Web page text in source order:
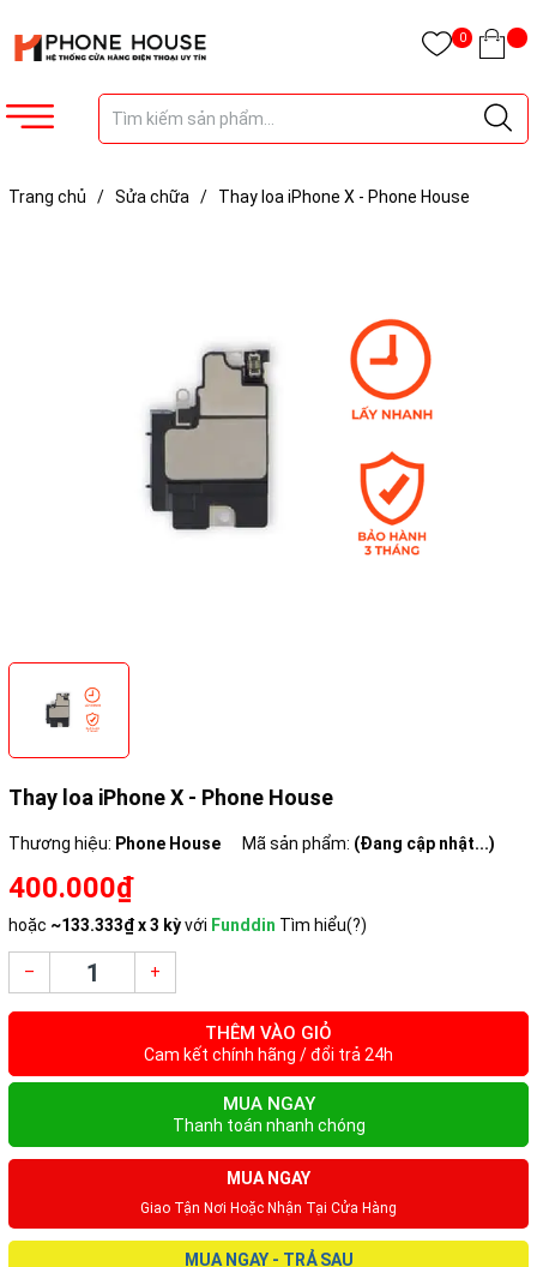
0
Trang chủ / Sửa chữa / Thay loa iPhone X - Phone House
Thay loa iPhone X - Phone House
Thương hiệu: Phone House Mã sản phẩm: (Đang cập nhật...)
400.000₫
hoặc ~133.333₫x 3 kỳvới Funddin Tìm hiểu(?)
– +
THÊM VÀO GIỎ
Cam kết chính hãng / đổi trả 24h
MUA NGAY
Thanh toán nhanh chóng
MUA NGAY
Giao Tận Nơi Hoặc Nhận Tại Cửa Hàng
MUA NGAY - TRẢ SAU